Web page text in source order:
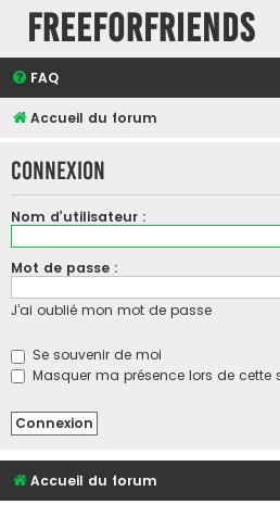
FreeForFriends
FAQ
Accueil du forum
Connexion
Nom d’utilisateur :
Mot de passe :
J’ai oublié mon mot de passe
Se souvenir de moi
Masquer ma présence lors de cette
Accueil du forum